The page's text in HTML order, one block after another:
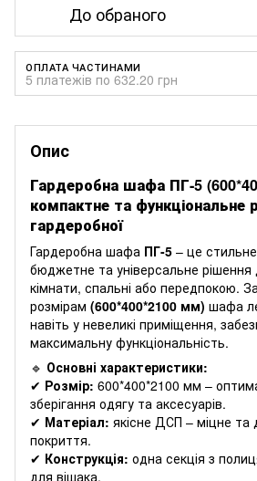
До обраного
ОПЛАТА ЧАСТИНАМИ
5 платежів по 632.20 грн
Опис
Гардеробна шафа ПГ-5
компактне та функціональне
гардеробної
Гардеробна шафа ПГ-5 – це
бюджетне та універсальне рішення
кімнати, спальні або передпокою.
розмірам (600*400*2100 мм) шафа
навіть у невеликі приміщення,
максимальну функціональність.
🔹 Основні характеристики:
✔ Розмір: 600*400*2100 мм –
зберігання одягу та аксесуарів.
✔ Матеріал: якісне ДСП – міцне та
покриття.
✔ Конструкція: одна секція з
для вішака.